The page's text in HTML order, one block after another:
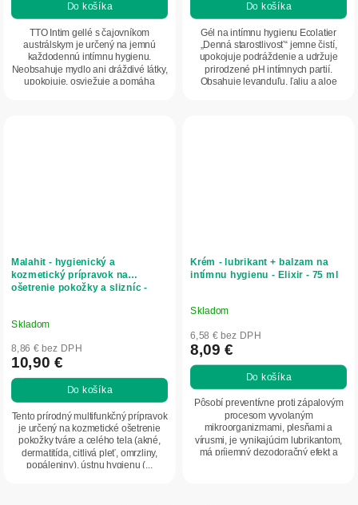
Do košíka
TTO Intim gellé s čajovníkom
austrálskym je určený na jemnú
každodennú intímnu hygienu.
Neobsahuje mydlo ani dráždivé látky,
upokojuje, osviežuje a pomáha
Do košíka
Gél na intímnu hygienu Ecolatier
„Denná starostlivosť“ jemne čistí,
upokojuje podráždenie a udržuje
prirodzené pH intímnych partií.
Obsahuje levanduľu, ľaliu a aloe
Malahit - hygienický a
kozmetický prípravok na
ošetrenie pokožky a slizníc -
Skladom
8,86 € bez DPH
10,90 €
Do košíka
Tento prírodný multifunkčný prípravok
je určený na kozmetické ošetrenie
pokožky tváre a celého tela (akné,
dermatitída, citlivá pleť, omrzliny,
popáleniny), ústnu hygienu (...
Krém - lubrikant + balzam na
intímnu hygienu - Elixir - 75 ml
Priemerné
hodnotenie
produktu
je
5,0
z
hviezdičiek.
Skladom
6,58 € bez DPH
8,09 €
Do košíka
Pôsobí preventívne proti zápalovým
procesom vyvolaným
mikroorganizmami, plesňami a
vírusmi, je vynikajúcim lubrikantom,
má príjemný dezodoračný efekt a